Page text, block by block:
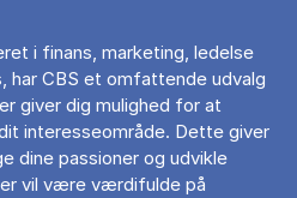
i finans, marketing, ledelse
har CBS et omfattende udvalg
giver dig mulighed for at
interesseområde. Dette giver
dine passioner og udvikle
vil være værdifulde på